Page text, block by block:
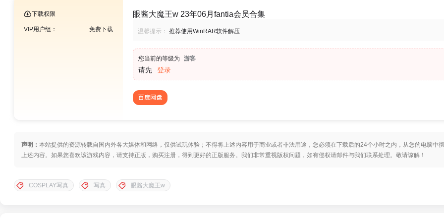
下载权限
VIP用户组： 免费下载
眼酱大魔王w 23年06月fantia会员合集
温馨提示： 推荐使用WinRAR软件解压
您当前的等级为 游客
请先 登录
百度网盘
声明： 本站提供的资源转载自国内外各大媒体和网络，仅供试玩体验；不得将上述内容用于商业或者非法用途，您必须在下载后的24个小时之内，从您的电脑中
上述内容。如果您喜欢该游戏内容，请支持正版，购买注册，得到更好的正版服务。我们非常重视版权问题，如有侵权请邮件与我们联系处理。敬请谅解！
COSPLAY写真 写真 眼酱大魔王w